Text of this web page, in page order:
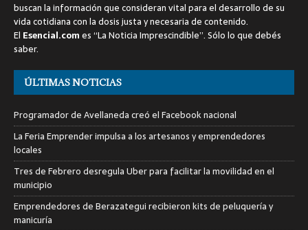
buscan la información que consideran vital para el desarrollo de su
vida cotidiana con la dosis justa y necesaria de contenido.
El Esencial.comes “La Noticia Imprescindible”. Sólo lo que debés
saber.
ÚLTIMAS NOTICIAS
Programador de Avellaneda creó el Facebook nacional
La Feria Emprender impulsa a los artesanos y emprendedores
locales
Tres de Febrero desregula Uber para facilitar la movilidad en el
municipio
Emprendedores de Berazategui recibieron kits de peluquería y
manicuría